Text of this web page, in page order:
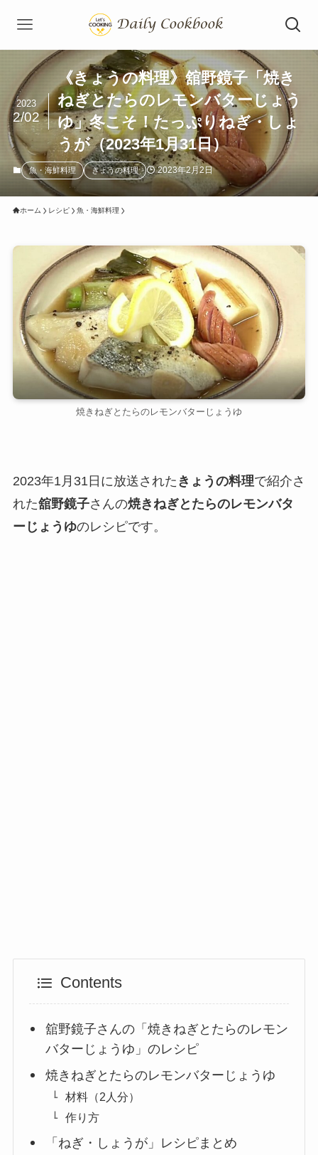
《きょうの料理》舘野鏡子「焼き
ねぎとたらのレモンバターじょう
ゆ」冬こそ！たっぷりねぎ・しょ
うが（2023年1月31日）
2023
2/02
魚・海鮮料理 きょうの料理 2023年2月2日
ホーム レシピ 魚・海鮮料理
焼きねぎとたらのレモンバターじょうゆ
2023年1月31日に放送された きょうの料理で紹介さ
れた舘野鏡子さんの焼きねぎとたらのレモンバタ
ーじょうゆのレシピです。
Contents
舘野鏡子さんの「焼きねぎとたらのレモン
バターじょうゆ」のレシピ
焼きねぎとたらのレモンバターじょうゆ
材料（2人分）
作り方
「ねぎ・しょうが」レシピまとめ